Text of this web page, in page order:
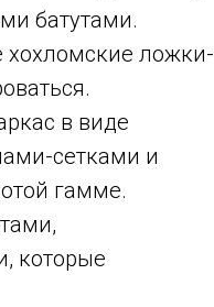
батутами.
ложки-
в виде
сетками и
гамме.
которые